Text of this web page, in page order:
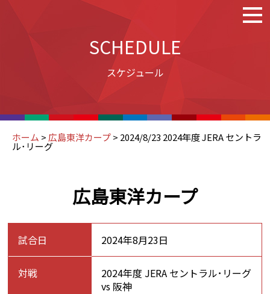
SCHEDULE
スケジュール
ホーム > 広島東洋カープ> 2024/8/23 2024年度 JERA セントラ
ル･リーグ
広島東洋カープ
試合日 2024年8月23日
対戦
2024年度 JERA セントラル･リーグ
vs 阪神